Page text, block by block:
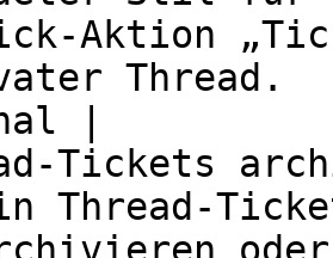
Aktion
Thread.
|
Tickets
Thread-